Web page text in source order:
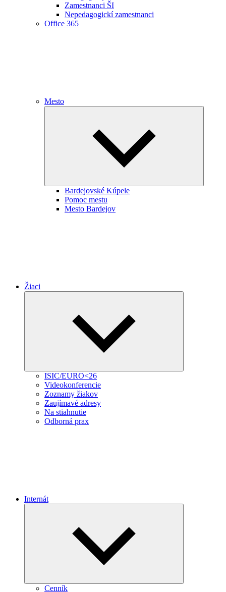
Zamestnanci ŠI
Nepedagogickí zamestnanci
Office 365
Mesto
Bardejovské Kúpele
Pomoc mestu
Mesto Bardejov
Žiaci
ISIC/EURO<26
Videokonferencie
Zoznamy žiakov
Zaujímavé adresy
Na stiahnutie
Odborná prax
Internát
Cenník